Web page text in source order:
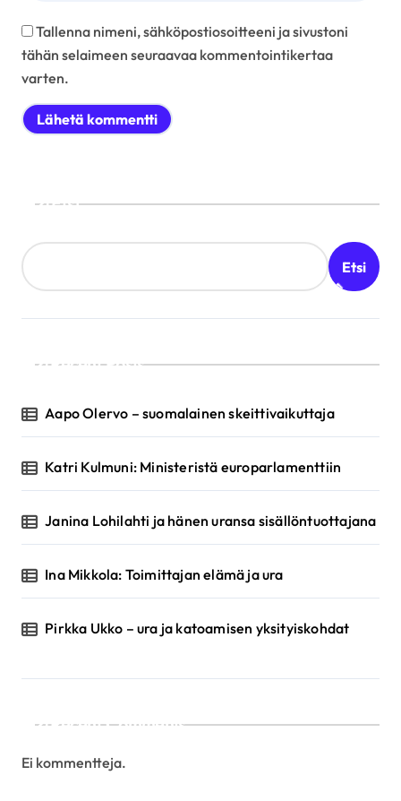
Tallenna nimeni, sähköpostiosoitteeni ja sivustoni
tähän selaimeen seuraavaa kommentointikertaa
varten.
Etsi
Etsi
Recent Posts
Aapo Olervo – suomalainen skeittivaikuttaja
Katri Kulmuni: Ministeristä europarlamenttiin
Janina Lohilahti ja hänen uransa sisällöntuottajana
Ina Mikkola: Toimittajan elämä ja ura
Pirkka Ukko – ura ja katoamisen yksityiskohdat
Recent Comments
Ei kommentteja.